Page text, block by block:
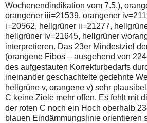
Wochenendindikation vom 7.5.),
orangener iii=21539, orangener
i=20562, hellgrüner ii=21277,
hellgrüner iv=21645, hellgrüner v/
interpretieren. Das 23er Mindestziel
(orangene Fibos – ausgehend von
des aufgestauten Korrekturbedarfs
ineinander geschachtelte gedehnte
hellgrüne v, orangene v) sehr
C keine Ziele mehr offen. Es fehlt mit
der roten C noch ein Hoch oberhalb
blauen Eindämmungslinie orientieren